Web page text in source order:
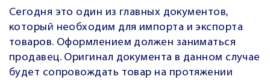
Сегодня это один из главных документов,
который необходим для импорта и экспорта
товаров. Оформлением должен заниматься
продавец. Оригинал документа в данном случае
будет сопровождать товар на протяжении